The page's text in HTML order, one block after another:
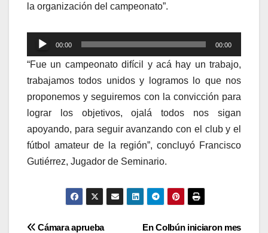
la organización del campeonato”.
Reproductor
de
00:00 00:00
“Fue un campeonato difícil y acá hay un trabajo,
trabajamos todos unidos y logramos lo que nos
proponemos y seguiremos con la convicción para
lograr los objetivos, ojalá todos nos sigan
apoyando, para seguir avanzando con el club y el
fútbol amateur de la región”, concluyó Francisco
Gutiérrez, Jugador de Seminario.
En Colbún iniciaron mes
Cámara aprueba